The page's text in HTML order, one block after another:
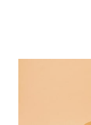
en una de